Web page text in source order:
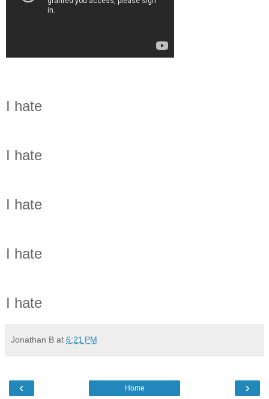
I hate
I hate
I hate
I hate
I hate
Jonathan B at 6:21 PM
‹ ›
Home